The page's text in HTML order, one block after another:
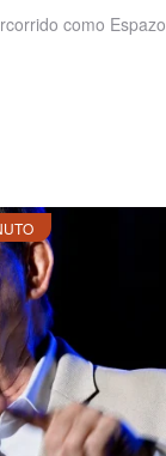
como Espazo